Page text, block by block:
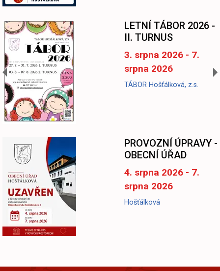
LETNÍ TÁBOR 2026 -
II. TURNUS
3. srpna 2026 - 7.
srpna 2026
TÁBOR Hošťálková, z.s.
PROVOZNÍ ÚPRAVY -
OBECNÍ ÚŘAD
4. srpna 2026 - 7.
srpna 2026
Hošťálková